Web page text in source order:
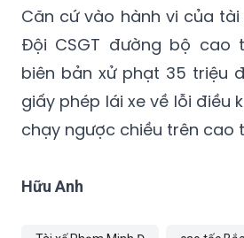
Căn cứ vào hành vi của tài
Đội CSGT đường bộ
biên bản xử phạt 35 triệu
giấy phép lái xe về lỗi điều
chạy ngược chiều trên cao
Hữu Anh